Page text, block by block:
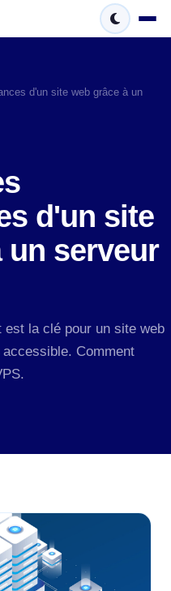
d'un site web grâce à un
d'un site
un serveur
est la clé pour un site web
Comment